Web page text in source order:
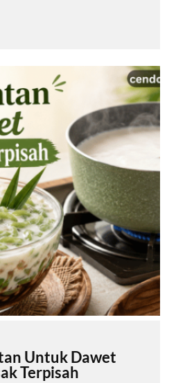
Untuk Dawet
Terpisah